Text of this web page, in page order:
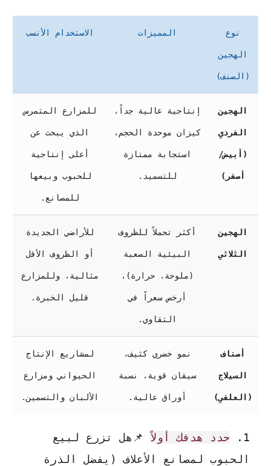
نوع
الهجين
(الصنف)
المميزات الاستخدام الأنسب
الهجين
الفردي
(أبيض/
أصفر)
إنتاجية عالية جداً،
كيزان موحدة الحجم،
استجابة ممتازة
للتسميد.
للمزارع المتمرس
الذي يبحث عن
أعلى إنتاجية
للحبوب وبيعها
للمصانع.
الهجين
الثلاثي
أكثر تحملاً للظروف
البيئية الصعبة
(ملوحة، حرارة)،
أرخص سعراً في
التقاوي.
للأراضي الجديدة
أو الظروف الأقل
مثالية، وللمزارع
قليل الخبرة.
أصناف
السيلاج
(العلفي)
نمو خضري كثيف،
سيقان قوية، نسبة
أوراق عالية.
لمشاريع الإنتاج
الحيواني ومزارع
الألبان والتسمين.
حدد هدفك أولاً 📌هل تزرع لبيع
الحبوب لمصانع الأعلاف (يفضل الذرة